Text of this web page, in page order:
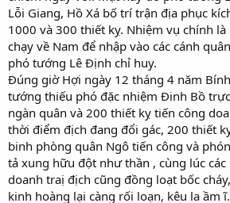
Lỗi Giang, Hồ Xá bố trí trận địa phục
1000 và 300 thiết kỵ. Nhiệm vụ chính
chạy về Nam để nhập vào các cánh
phó tướng Lê Định chỉ huy.
Đúng giờ Hợi ngày 12 tháng 4 năm
tướng thiếu phó đặc nhiệm Đinh Bồ
ngàn quân và 200 thiết kỵ tiến công
thời điểm địch đang đổi gác, 200 thiết
binh phòng quân Ngô tiến công và
tả xung hữu đột như thần , cùng lúc
doanh traị địch cũng đồng loạt bốc
kinh hoàng lại càng rối loạn, kêu la ầm